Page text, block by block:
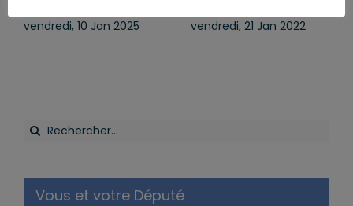
vendredi, 10 Jan 2025 vendredi, 21 Jan 2022
Rechercher:
Vous et votre Député